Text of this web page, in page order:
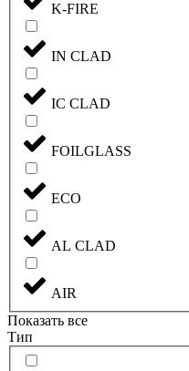
K-FIRE
IN CLAD
IC CLAD
FOILGLASS
ECO
AL CLAD
AIR
Показать все
Тип